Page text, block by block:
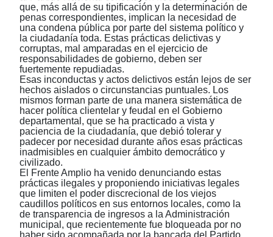
que, más allá de su tipificación y la determinación de
penas correspondientes, implican la necesidad de
una condena pública por parte del sistema político y
la ciudadanía toda. Estas prácticas delictivas y
corruptas, mal amparadas en el ejercicio de
responsabilidades de gobierno, deben ser
fuertemente repudiadas.
Esas inconductas y actos delictivos están lejos de ser
hechos aislados o circunstancias puntuales. Los
mismos forman parte de una manera sistemática de
hacer política clientelar y feudal en el Gobierno
departamental, que se ha practicado a vista y
paciencia de la ciudadanía, que debió tolerar y
padecer por necesidad durante años esas prácticas
inadmisibles en cualquier ámbito democrático y
civilizado.
El Frente Amplio ha venido denunciando estas
prácticas ilegales y proponiendo iniciativas legales
que limiten el poder discrecional de los viejos
caudillos políticos en sus entornos locales, como la
de transparencia de ingresos a la Administración
municipal, que recientemente fue bloqueada por no
haber sido acompañada por la bancada del Partido